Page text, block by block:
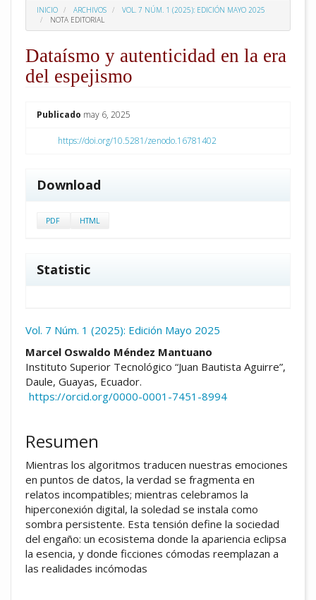
INICIO ARCHIVOS
VOL. 7 NÚM. 1 (2025): EDICIÓN MAYO 2025
NOTA EDITORIAL
Dataísmo y autenticidad en la era
del espejismo
Publicado may 6, 2025
https://doi.org/10.5281/zenodo.16781402
Download
PDF HTML
Statistic
Vol. 7 Núm. 1 (2025): Edición Mayo 2025
Marcel Oswaldo Méndez Mantuano
Instituto Superior Tecnológico “Juan Bautista Aguirre”,
Daule, Guayas, Ecuador.
https://orcid.org/0000-0001-7451-8994
Resumen
Mientras los algoritmos traducen nuestras emociones
en puntos de datos, la verdad se fragmenta en
relatos incompatibles; mientras celebramos la
hiperconexión digital, la soledad se instala como
sombra persistente. Esta tensión define la sociedad
del engaño: un ecosistema donde la apariencia eclipsa
la esencia, y donde ficciones cómodas reemplazan a
las realidades incómodas